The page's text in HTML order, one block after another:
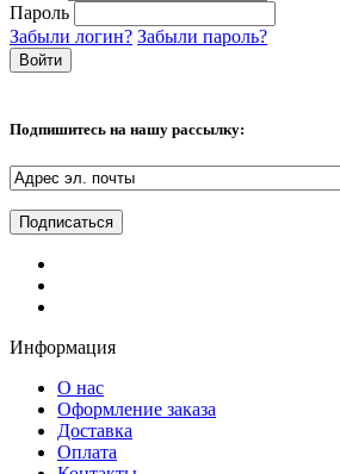
Пароль
Забыли логин? Забыли пароль?
Подпишитесь на нашу рассылку:
Информация
О нас
Оформление заказа
Доставка
Оплата